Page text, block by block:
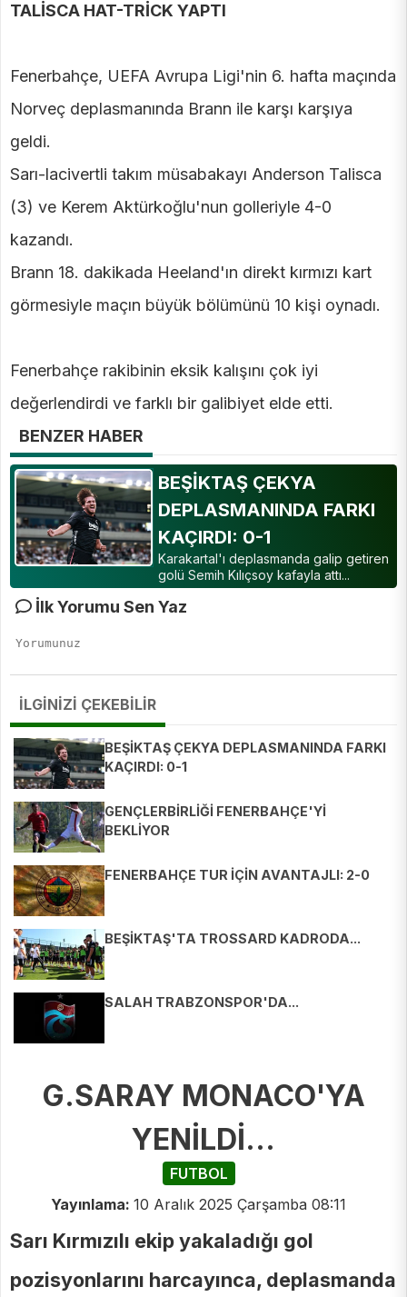
TALİSCA HAT-TRİCK YAPTI
Fenerbahçe, UEFA Avrupa Ligi'nin 6. hafta maçında
Norveç deplasmanında Brann ile karşı karşıya
geldi.
Sarı-lacivertli takım müsabakayı Anderson Talisca
(3) ve Kerem Aktürkoğlu'nun golleriyle 4-0
kazandı.
Brann 18. dakikada Heeland'ın direkt kırmızı kart
görmesiyle maçın büyük bölümünü 10 kişi oynadı.
Fenerbahçe rakibinin eksik kalışını çok iyi
değerlendirdi ve farklı bir galibiyet elde etti.
BENZER HABER
BEŞİKTAŞ ÇEKYA
DEPLASMANINDA FARKI
KAÇIRDI: 0-1
Karakartal'ı deplasmanda galip getiren
golü Semih Kılıçsoy kafayla attı...
İlk Yorumu Sen Yaz
İLGİNİZİ ÇEKEBİLİR
BEŞİKTAŞ ÇEKYA DEPLASMANINDA FARKI
KAÇIRDI: 0-1
GENÇLERBİRLİĞİ FENERBAHÇE'Yİ
BEKLİYOR
FENERBAHÇE TUR İÇİN AVANTAJLI: 2-0
BEŞİKTAŞ'TA TROSSARD KADRODA...
SALAH TRABZONSPOR'DA...
G.SARAY MONACO'YA
YENİLDİ...
FUTBOL
Yayınlama: 10 Aralık 2025 Çarşamba 08:11
Sarı Kırmızılı ekip yakaladığı gol
pozisyonlarını harcayınca, deplasmanda